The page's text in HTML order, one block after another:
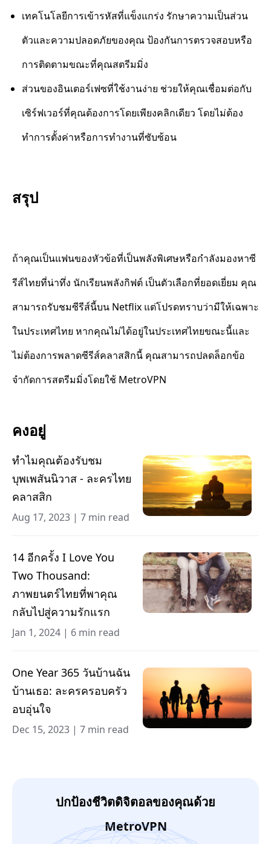
เทคโนโลยีการเข้ารหัสที่แข็งแกร่ง รักษาความเป็นส่วน
ตัวและความปลอดภัยของคุณ ป้องกันการตรวจสอบหรือ
การติดตามขณะที่คุณสตรีมมิ่ง
ส่วนของอินเตอร์เฟซที่ใช้งานง่าย ช่วยให้คุณเชื่อมต่อกับ
เซิร์ฟเวอร์ที่คุณต้องการโดยเพียงคลิกเดียว โดยไม่ต้อง
ทำการตั้งค่าหรือการทำงานที่ซับซ้อน
สรุป
ถ้าคุณเป็นแฟนของหัวข้อที่เป็นพลังพิเศษหรือกำลังมองหาซี
รีส์ไทยที่น่าทึ่ง นักเรียนพลังกิฟต์ เป็นตัวเลือกที่ยอดเยี่ยม คุณ
สามารถรับชมซีรีส์นี้บน Netflix แต่โปรดทราบว่ามีให้เฉพาะ
ในประเทศไทย หากคุณไม่ได้อยู่ในประเทศไทยขณะนี้และ
ไม่ต้องการพลาดซีรีส์คลาสสิกนี้ คุณสามารถปลดล็อกข้อ
จำกัดการสตรีมมิ่งโดยใช้ MetroVPN
คงอยู่
ทำไมคุณต้องรับชม
บุพเพสันนิวาส - ละครไทย
คลาสสิก
Aug 17, 2023 | 7 min read
14 อีกครั้ง I Love You
Two Thousand:
ภาพยนตร์ไทยที่พาคุณ
กลับไปสู่ความรักแรก
Jan 1, 2024 | 6 min read
One Year 365 วันบ้านฉัน
บ้านเธอ: ละครครอบครัว
อบอุ่นใจ
Dec 15, 2023 | 7 min read
ปกป้องชีวิตดิจิตอลของคุณด้วย
MetroVPN